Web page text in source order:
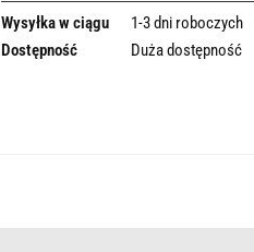
Wysyłka w ciągu
1-3 dni roboczych
Dostępność
Duża dostępność